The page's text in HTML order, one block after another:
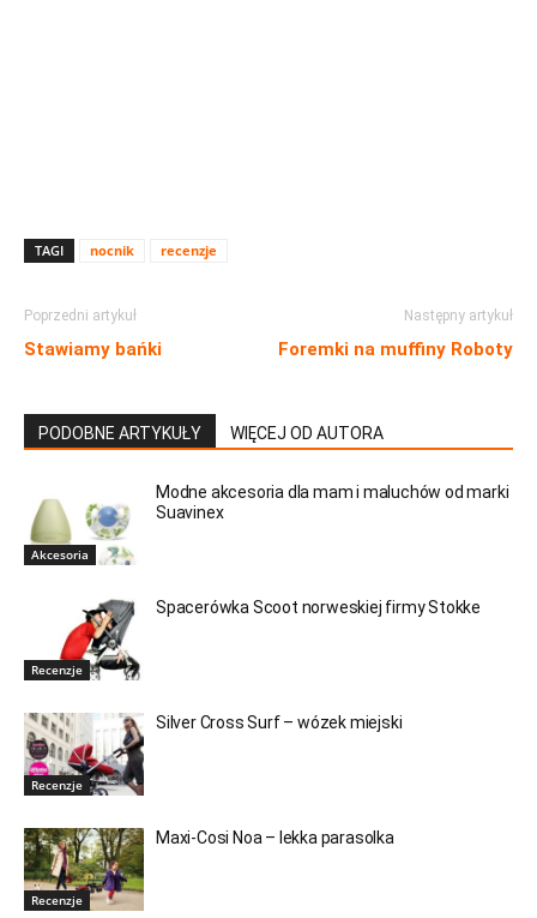
TAGI nocnik recenzje
Poprzedni artykuł
Stawiamy bańki
Następny artykuł
Foremki na muffiny Roboty
PODOBNE ARTYKUŁY WIĘCEJ OD AUTORA
Akcesoria
Modne akcesoria dla mam i maluchów od marki
Suavinex
Recenzje
Spacerówka Scoot norweskiej firmy Stokke
Recenzje
Silver Cross Surf – wózek miejski
Recenzje
Maxi-Cosi Noa – lekka parasolka